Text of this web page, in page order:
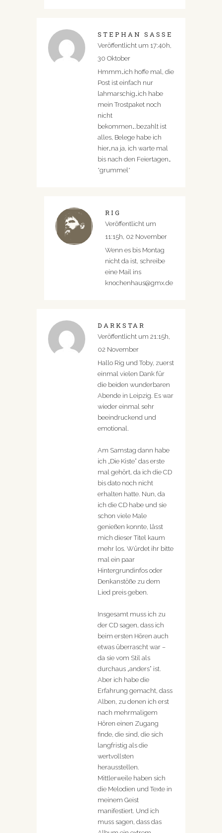
STEPHAN SASSE
Veröffentlicht um 17:40h,
30 Oktober
Hmmm…ich hoffe mal, die
Post ist einfach nur
lahmarschig…ich habe
mein Trostpaket noch
nicht
bekommen….bezahlt ist
alles, Belege habe ich
hier…na ja, ich warte mal
bis nach den Feiertagen…
*grummel*
RIG
Veröffentlicht um
11:15h, 02 November
Wenn es bis Montag
nicht da ist, schreibe
eine Mail ins
knochenhaus@gmx.de
DARKSTAR
Veröffentlicht um 21:15h,
02 November
Hallo Rig und Toby, zuerst
einmal vielen Dank für
die beiden wunderbaren
Abende in Leipzig. Es war
wieder einmal sehr
beeindruckend und
emotional.
Am Samstag dann habe
ich „Die Kiste“ das erste
mal gehört, da ich die CD
bis dato noch nicht
erhalten hatte. Nun, da
ich die CD habe und sie
schon viele Male
genießen konnte, lässt
mich dieser Titel kaum
mehr los. Würdet ihr bitte
mal ein paar
Hintergrundinfos oder
Denkanstöße zu dem
Lied preis geben.
Insgesamt muss ich zu
der CD sagen, dass ich
beim ersten Hören auch
etwas überrascht war –
da sie vom Stil als
durchaus „anders“ ist.
Aber ich habe die
Erfahrung gemacht, dass
Alben, zu denen ich erst
nach mehrmaligem
Hören einen Zugang
finde, die sind, die sich
langfristig als die
wertvollsten
herausstellen.
Mittlerweile haben sich
die Melodien und Texte in
meinem Geist
manifestiert. Und ich
muss sagen, dass das